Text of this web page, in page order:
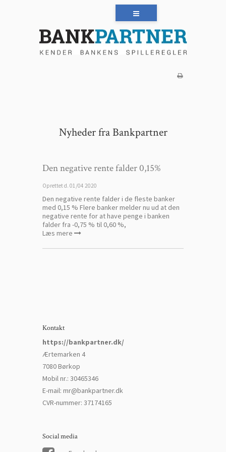
Nyheder fra Bankpartner
Den negative rente falder 0,15%
Oprettet d. 01/04 2020
Den negative rente falder i de fleste banker
med 0,15 % Flere banker melder nu ud at den
negative rente for at have penge i banken
falder fra -0,75 % til 0,60 %,
Læs mere
Kontakt
https://bankpartner.dk/
Ærtemarken 4
7080 Børkop
Mobil nr.: 30465346
E-mail: mr@bankpartner.dk
CVR-nummer: 37174165
Social media